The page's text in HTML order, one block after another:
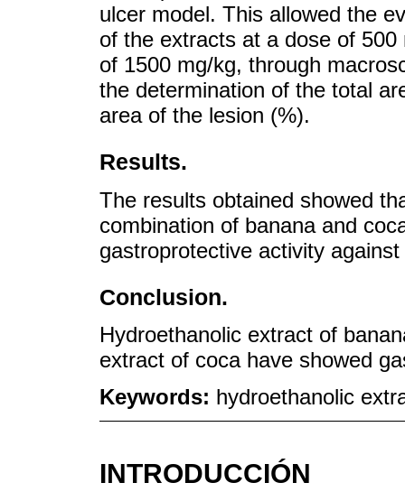
ulcer model. This allowed the
of the extracts at a dose of
of 1500 mg/kg, through
the determination of the total
area of the lesion (%).
Results.
The results obtained showed
combination of banana and
gastroprotective activity
Conclusion.
Hydroethanolic extract of
extract of coca have showed
Keywords: hydroethanolic
INTRODUCCIÓN